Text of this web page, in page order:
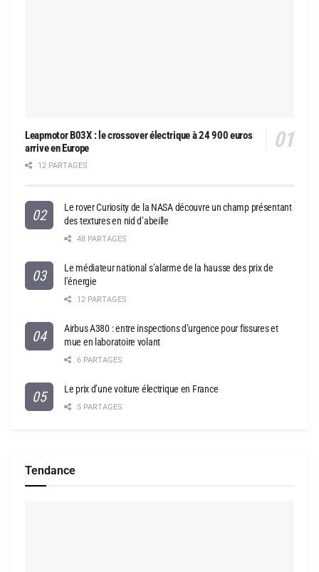
Leapmotor B03X : le crossover électrique à 24 900 euros
arrive en Europe
12 PARTAGES
Le rover Curiosity de la NASA découvre un champ présentant
des textures en nid d’abeille
48 PARTAGES
Le médiateur national s’alarme de la hausse des prix de
l’énergie
12 PARTAGES
Airbus A380 : entre inspections d’urgence pour fissures et
mue en laboratoire volant
6 PARTAGES
Le prix d’une voiture électrique en France
5 PARTAGES
Tendance